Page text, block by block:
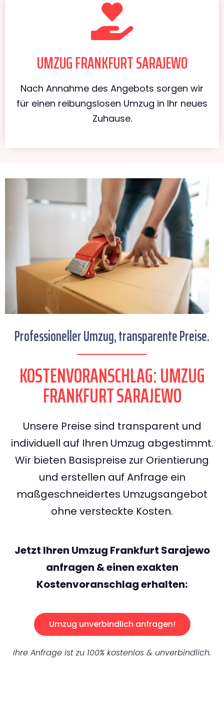
UMZUG FRANKFURT SARAJEWO
Nach Annahme des Angebots sorgen wir
für einen reibungslosen Umzug in Ihr neues
Zuhause.
Professioneller Umzug, transparente Preise.
KOSTENVORANSCHLAG: UMZUG
FRANKFURT SARAJEWO
Unsere Preise sind transparent und
individuell auf Ihren Umzug abgestimmt.
Wir bieten Basispreise zur Orientierung
und erstellen auf Anfrage ein
maßgeschneidertes Umzugsangebot
ohne versteckte Kosten.
Jetzt Ihren Umzug Frankfurt Sarajewo
anfragen & einen exakten
Kostenvoranschlag erhalten:
Umzug unverbindlich anfragen!
Ihre Anfrage ist zu 100% kostenlos & unverbindlich.